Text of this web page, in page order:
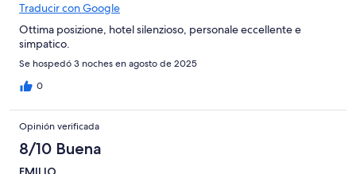
Traducir con Google
Ottima posizione, hotel silenzioso, personale eccellente e
simpatico.
Se hospedó 3 noches en agosto de 2025
0
Opinión verificada
8/10 Buena